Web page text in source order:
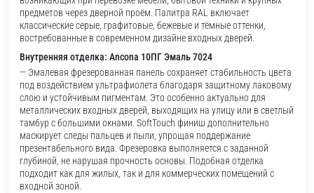
предметов через дверной проём. Палитра RAL включает
классические серые, графитовые, бежевые и тёмные оттенки,
востребованные в современном дизайне входных дверей.
Внутренняя отделка: Ancona 10ПГ Эмаль 7024
— Эмалевая фрезерованная панель сохраняет стабильность цвета
под воздействием ультрафиолета благодаря защитному лаковому
слою и устойчивым пигментам. Это особенно актуально для
металлических входных дверей, выходящих на улицу или в светлый
тамбур с большими окнами. SoftTouch финиш дополнительно
маскирует следы пальцев и пыли, упрощая поддержание
презентабельного вида. Фрезеровка выполняется с заданной
глубиной, не нарушая прочность основы. Подобная отделка
подходит как для жилых, так и для коммерческих помещений с
входной зоной.